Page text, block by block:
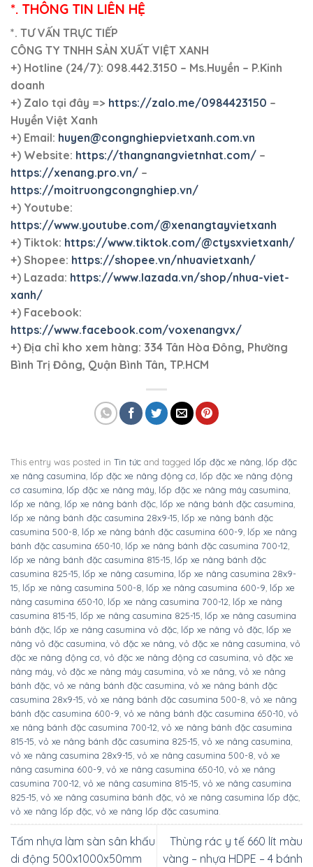
*. THÔNG TIN LIÊN HỆ
*. TƯ VẤN TRỰC TIẾP
CÔNG TY TNHH SẢN XUẤT VIỆT XANH
+) Hotline (24/7): 098.442.3150 – Ms.Huyền – P.Kinh
doanh
+) Zalo tại đây => https://zalo.me/0984423150 –
Huyền Việt Xanh
+) Email: huyen@congnghiepvietxanh.com.vn
+) Website: https://thangnangvietnhat.com/ –
https://xenang.pro.vn/ –
https://moitruongcongnghiep.vn/
+) Youtube:
https://www.youtube.com/@xenangtayvietxanh
+) Tiktok: https://www.tiktok.com/@ctysxvietxanh/
+) Shopee: https://shopee.vn/nhuavietxanh/
+) Lazada: https://www.lazada.vn/shop/nhua-viet-
xanh/
+) Facebook:
https://www.facebook.com/voxenangvx/
+) Địa chỉ kho xem hàng: 334 Tân Hòa Đông, Phường
Bình Trị Đông, Quận Bình Tân, TP.HCM
This entry was posted in Tin tức and tagged lốp đặc xe nâng, lốp đặc
xe nâng casumina, lốp đặc xe nâng động cơ, lốp đặc xe nâng động
cơ casumina, lốp đặc xe nâng máy, lốp đặc xe nâng máy casumina,
lốp xe nâng, lốp xe nâng bánh đặc, lốp xe nâng bánh đặc casumina,
lốp xe nâng bánh đặc casumina 28x9-15, lốp xe nâng bánh đặc
casumina 500-8, lốp xe nâng bánh đặc casumina 600-9, lốp xe nâng
bánh đặc casumina 650-10, lốp xe nâng bánh đặc casumina 700-12,
lốp xe nâng bánh đặc casumina 815-15, lốp xe nâng bánh đặc
casumina 825-15, lốp xe nâng casumina, lốp xe nâng casumina 28x9-
15, lốp xe nâng casumina 500-8, lốp xe nâng casumina 600-9, lốp xe
nâng casumina 650-10, lốp xe nâng casumina 700-12, lốp xe nâng
casumina 815-15, lốp xe nâng casumina 825-15, lốp xe nâng casumina
bánh đặc, lốp xe nâng casumina vỏ đặc, lốp xe nâng vỏ đặc, lốp xe
nâng vỏ đặc casumina, vỏ đặc xe nâng, vỏ đặc xe nâng casumina, vỏ
đặc xe nâng động cơ, vỏ đặc xe nâng động cơ casumina, vỏ đặc xe
nâng máy, vỏ đặc xe nâng máy casumina, vỏ xe nâng, vỏ xe nâng
bánh đặc, vỏ xe nâng bánh đặc casumina, vỏ xe nâng bánh đặc
casumina 28x9-15, vỏ xe nâng bánh đặc casumina 500-8, vỏ xe nâng
bánh đặc casumina 600-9, vỏ xe nâng bánh đặc casumina 650-10, vỏ
xe nâng bánh đặc casumina 700-12, vỏ xe nâng bánh đặc casumina
815-15, vỏ xe nâng bánh đặc casumina 825-15, vỏ xe nâng casumina,
vỏ xe nâng casumina 28x9-15, vỏ xe nâng casumina 500-8, vỏ xe
nâng casumina 600-9, vỏ xe nâng casumina 650-10, vỏ xe nâng
casumina 700-12, vỏ xe nâng casumina 815-15, vỏ xe nâng casumina
825-15, vỏ xe nâng casumina bánh đặc, vỏ xe nâng casumina lốp đặc,
vỏ xe nâng lốp đặc, vỏ xe nâng lốp đặc casumina.
Tấm nhựa làm sàn sân khấu
di động 500x1000x50mm
Thùng rác y tế 660 lít màu
vàng – nhựa HDPE – 4 bánh